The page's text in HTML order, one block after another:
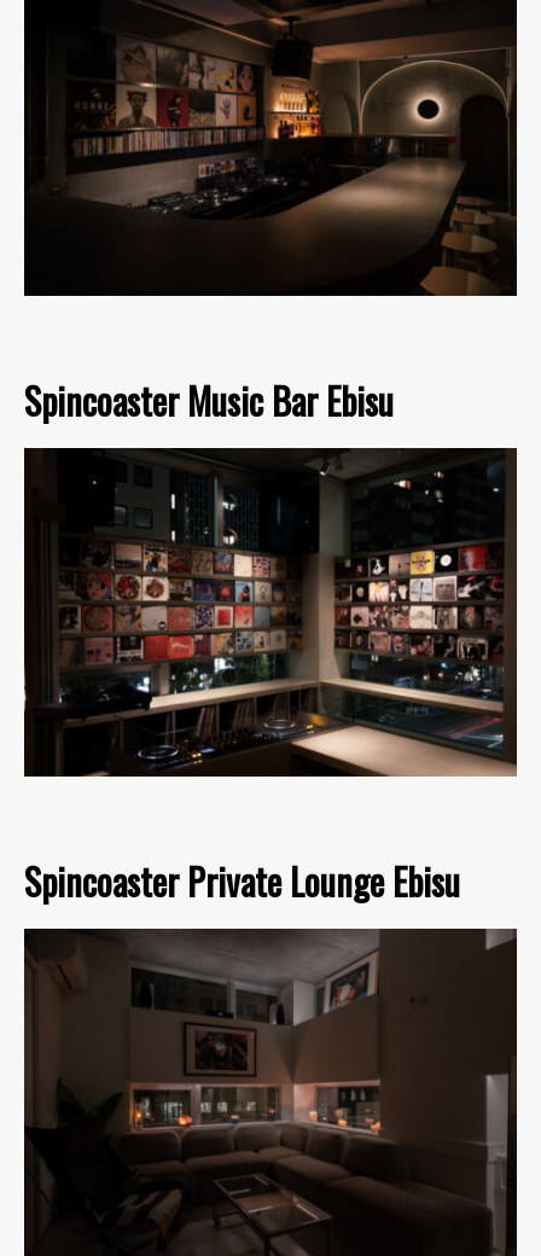
Spincoaster Music Bar Ebisu
Spincoaster Private Lounge Ebisu